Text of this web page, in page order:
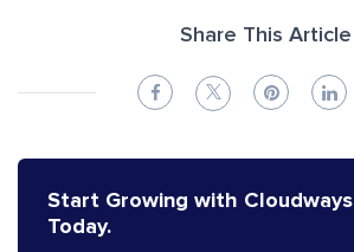
Share This Article
Start Growing with Cloudways
Today.